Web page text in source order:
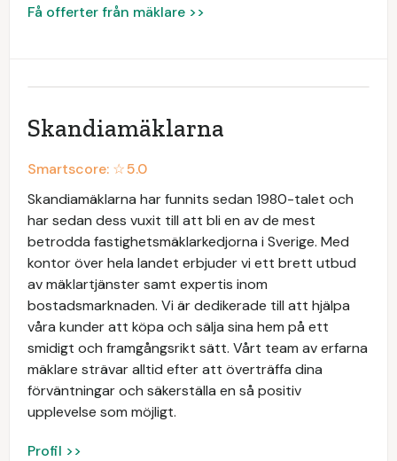
Få offerter från mäklare >>
Skandiamäklarna
Smartscore: ☆5.0
Skandiamäklarna har funnits sedan 1980-talet och
har sedan dess vuxit till att bli en av de mest
betrodda fastighetsmäklarkedjorna i Sverige. Med
kontor över hela landet erbjuder vi ett brett utbud
av mäklartjänster samt expertis inom
bostadsmarknaden. Vi är dedikerade till att hjälpa
våra kunder att köpa och sälja sina hem på ett
smidigt och framgångsrikt sätt. Vårt team av erfarna
mäklare strävar alltid efter att överträffa dina
förväntningar och säkerställa en så positiv
upplevelse som möjligt.
Profil >>